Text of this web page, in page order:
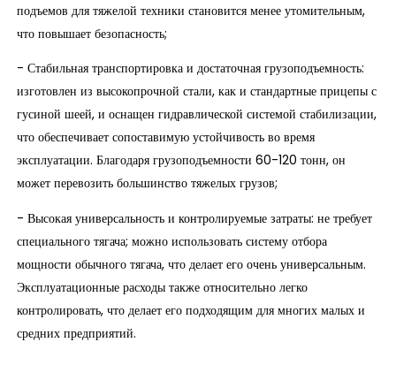
подъемов для тяжелой техники становится менее утомительным,
что повышает безопасность;
- Стабильная транспортировка и достаточная грузоподъемность:
изготовлен из высокопрочной стали, как и стандартные прицепы с
гусиной шеей, и оснащен гидравлической системой стабилизации,
что обеспечивает сопоставимую устойчивость во время
эксплуатации. Благодаря грузоподъемности 60-120 тонн, он
может перевозить большинство тяжелых грузов;
- Высокая универсальность и контролируемые затраты: не требует
специального тягача; можно использовать систему отбора
мощности обычного тягача, что делает его очень универсальным.
Эксплуатационные расходы также относительно легко
контролировать, что делает его подходящим для многих малых и
средних предприятий.